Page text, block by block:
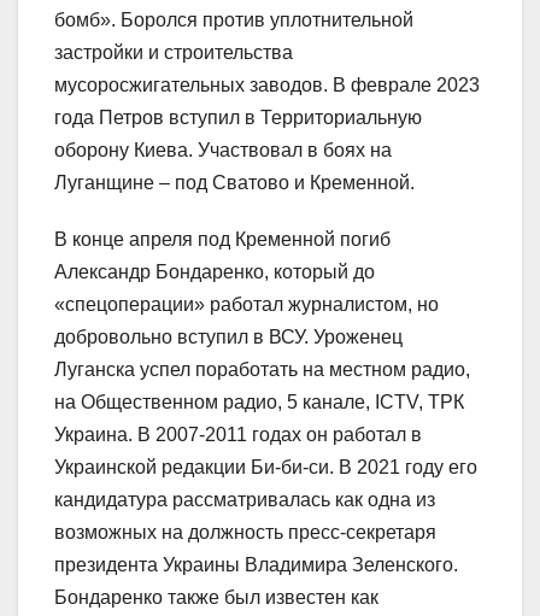
бомб». Боролся против уплотнительной
застройки и строительства
мусоросжигательных заводов. В феврале 2023
года Петров вступил в Территориальную
оборону Киева. Участвовал в боях на
Луганщине – под Сватово и Кременной.
В конце апреля под Кременной погиб
Александр Бондаренко, который до
«спецоперации» работал журналистом, но
добровольно вступил в ВСУ. Уроженец
Луганска успел поработать на местном радио,
на Общественном радио, 5 канале, ICTV, ТРК
Украина. В 2007-2011 годах он работал в
Украинской редакции Би-би-си. В 2021 году его
кандидатура рассматривалась как одна из
возможных на должность пресс-секретаря
президента Украины Владимира Зеленского.
Бондаренко также был известен как